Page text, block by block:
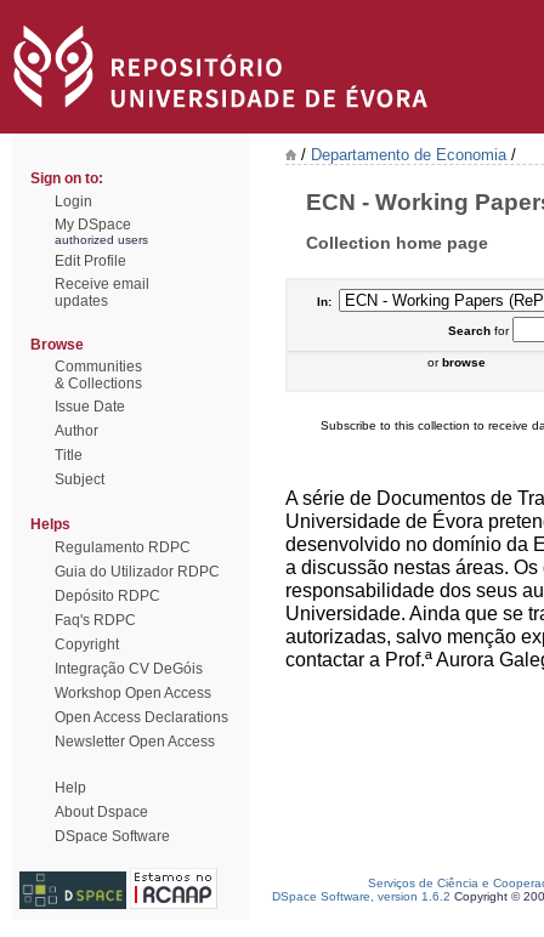
Sign on to:
Login
My DSpace
authorized users
Edit Profile
Receive email
updates
Browse
Communities
& Collections
Issue Date
Author
Title
Subject
Helps
Regulamento RDPC
Guia do Utilizador RDPC
Depósito RDPC
Faq's RDPC
Copyright
Integração CV DeGóis
Workshop Open Access
Open Access Declarations
Newsletter Open Access
Help
About Dspace
DSpace Software
/ Departamento de Economia /
ECN - Working
Collection home page
In:
Searchfor
orbrowse
Subscribe to this collection to receive
A série de Documentos de
Universidade de Évora
desenvolvido no domínio da
a discussão nestas áreas.
responsabilidade dos seus
Universidade. Ainda que se
autorizadas, salvo menção
contactar a Prof.ª Aurora
Serviços de Ciência e
DSpace Software, version 1.6.2 Copyright ©